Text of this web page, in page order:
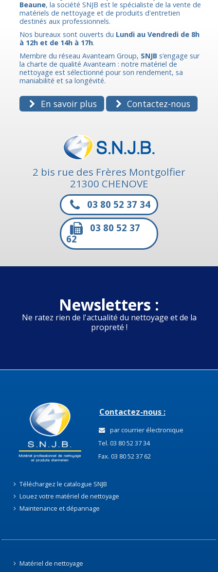
Beaune, la société SNJB est le spécialiste de la vente de
matériels de nettoyage et de produits d'entretien
destinés aux professionnels.
Nos bureaux sont ouverts du Lundi au Vendredi de 8h
à 12h et de 14h à 17h.
Membre du réseau Avanteam Group, SNJB s’engage sur
la charte de qualité Avanteam : notre matériel de
nettoyage est sélectionné pour son rendement, sa
maniabilité et sa longévité.
En savoir plus Contactez-nous
2 bis rue des Frères Montgolfier
21300 CHENOVE
03 80 52 37 34
03 80 52 37
62
Newsletters :
Ne ratez rien de l'actualité du nettoyage et de la
propreté !
Contactez-nous :
par courrier électronique
Tel. 03 80 52 37 34
Fax. 03 80 52 37 62
Téléchargez le catalogue SNJB
Louez votre matériel de nettoyage
Maintenance et dépannage
Matériel de nettoyage